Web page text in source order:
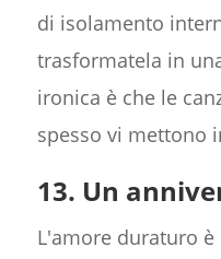
di isolamento
trasformatela in
ironica è che le
spesso vi mettono
13. Un
L'amore duraturo è